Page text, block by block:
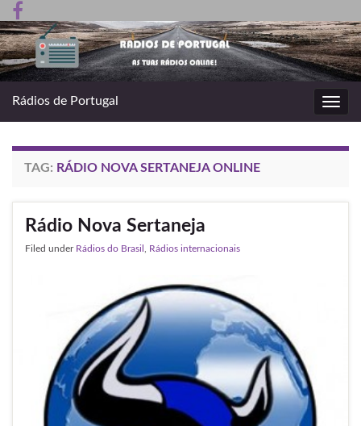
Rádios de Portugal
TAG: RÁDIO NOVA SERTANEJA ONLINE
Rádio Nova Sertaneja
Filed under Rádios do Brasil Rádios internacionais